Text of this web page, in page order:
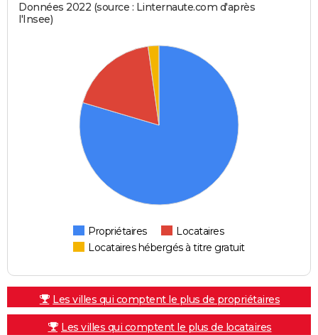
Données 2022 (source : Linternaute.com d'après
l'Insee)
Propriétaires
Locataires
Locataires hébergés à titre gratuit
Les villes qui comptent le plus de propriétaires
Les villes qui comptent le plus de locataires